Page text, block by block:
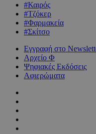
#Καιρός
#Τζόκερ
#Φαρμακεία
#Σκίτσο
Εγγραφή στο
Αρχείο Φ
Ψηφιακές Εκδόσεις
Αφιερώματα